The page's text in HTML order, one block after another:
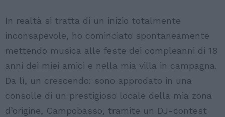
In realtà si tratta di un inizio totalmente
inconsapevole, ho cominciato spontaneamente
mettendo musica alle feste dei compleanni di 18
anni dei miei amici e nella mia villa in campagna.
Da lì, un crescendo: sono approdato in una
consolle di un prestigioso locale della mia zona
d’origine, Campobasso, tramite un DJ-contest